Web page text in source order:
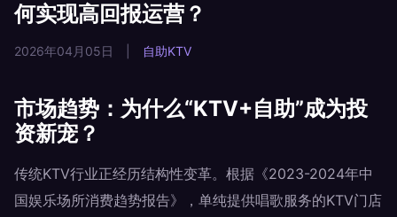
何实现高回报运营？
2026年04月05日 自助KTV
市场趋势：为什么“KTV+自助”成为投
资新宠？
传统KTV行业正经历结构性变革。根据《2023-2024年中
国娱乐场所消费趋势报告》，单纯提供唱歌服务的KTV门店